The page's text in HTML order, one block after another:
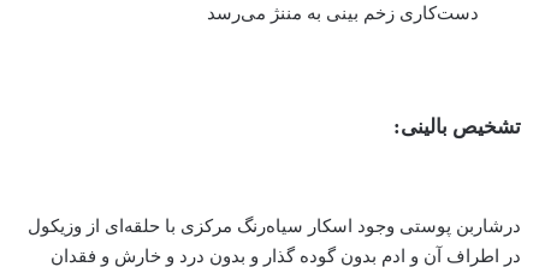
دست‌کاری زخم بینی به مننژ می‌رسد
تشخیص بالینی:
درشاربن پوستی وجود اسکار سیاه‌رنگ مرکزی با حلقه‌ای از وزیکول
در اطراف آن و ادم بدون گوده گذار و بدون درد و خارش و فقدان